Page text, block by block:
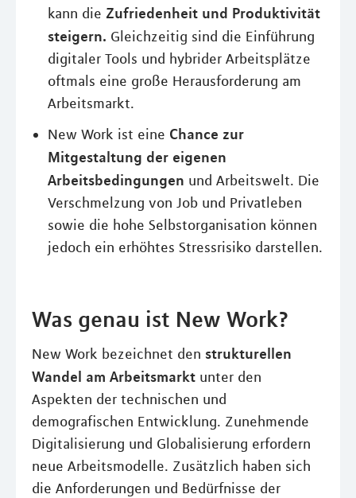
kann die Zufriedenheit und Produktivität
steigern. Gleichzeitig sind die Einführung
digitaler Tools und hybrider Arbeitsplätze
oftmals eine große Herausforderung am
Arbeitsmarkt.
New Work ist eine Chance zur
Mitgestaltung der eigenen
Arbeitsbedingungen und Arbeitswelt. Die
Verschmelzung von Job und Privatleben
sowie die hohe Selbstorganisation können
jedoch ein erhöhtes Stressrisiko darstellen.
Was genau ist New Work?
New Work bezeichnet den strukturellen
Wandel am Arbeitsmarkt unter den
Aspekten der technischen und
demografischen Entwicklung. Zunehmende
Digitalisierung und Globalisierung erfordern
neue Arbeitsmodelle. Zusätzlich haben sich
die Anforderungen und Bedürfnisse der